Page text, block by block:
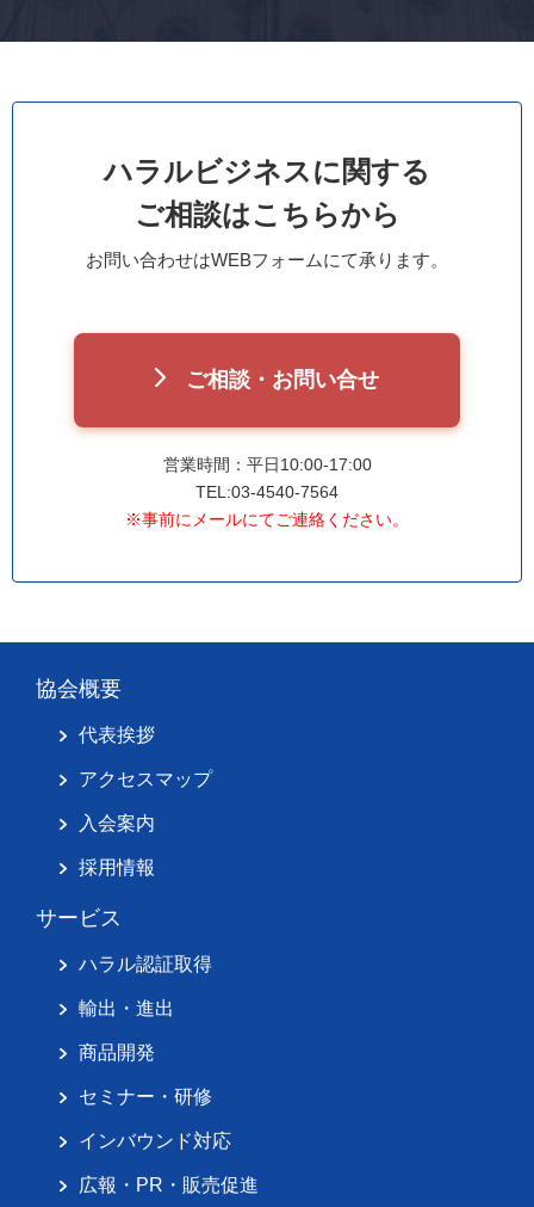
ハラルビジネスに関する
ご相談はこちらから
お問い合わせはWEBフォームにて承ります。
ご相談・お問い合せ
営業時間：平日10:00-17:00
TEL:03-4540-7564
※事前にメールにてご連絡ください。
協会概要
代表挨拶
アクセスマップ
入会案内
採用情報
サービス
ハラル認証取得
輸出・進出
商品開発
セミナー・研修
インバウンド対応
広報・PR・販売促進